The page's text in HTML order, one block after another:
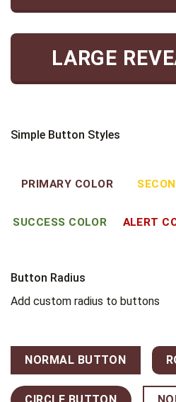
LARGE
Simple Button Styles
PRIMARY COLOR
SUCCESS COLOR ALERT
Button Radius
Add custom radius to buttons
NORMAL BUTTON